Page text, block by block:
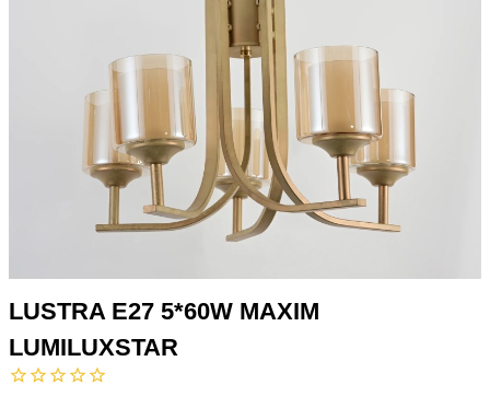
LUSTRA E27 5*60W MAXIM
LUMILUXSTAR